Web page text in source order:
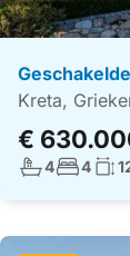
Kreta,
€
Aantal
4Aantal
4